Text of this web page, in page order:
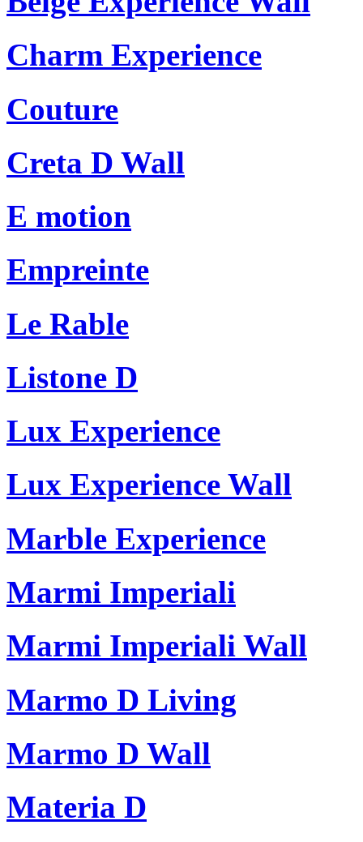
Charm Experience
Couture
Creta D Wall
E motion
Empreinte
Le Rable
Listone D
Lux Experience
Lux Experience Wall
Marble Experience
Marmi Imperiali
Marmi Imperiali Wall
Marmo D Living
Marmo D Wall
Materia D